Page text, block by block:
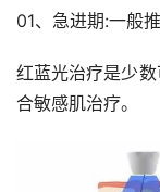
01、急进期:一般
红蓝光治疗是少
合敏感肌治疗。